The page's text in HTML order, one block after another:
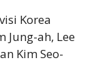
Korea
Jung-ah, Lee
Kim Seo-